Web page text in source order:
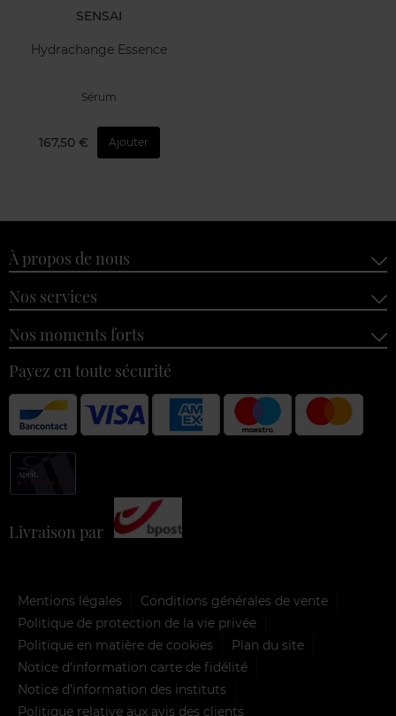
SENSAI
Hydrachange Essence
Sérum
167,50 € Ajouter
À propos de nous
Nos services
Nos moments forts
Payez en toute sécurité
Livraison par
Mentions légales
Conditions générales de vente
Politique de protection de la vie privée
Politique en matière de cookies
Plan du site
Notice d'information carte de fidélité
Notice d’information des instituts
Politique relative aux avis des clients